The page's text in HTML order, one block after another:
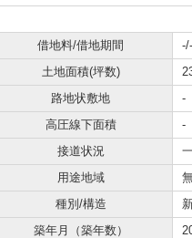
借地料/借地期間
-/-
土地面積(坪数)
路地状敷地
-
高圧線下面積
-
接道状況
用途地域
種別/構造
築年月（築年数）